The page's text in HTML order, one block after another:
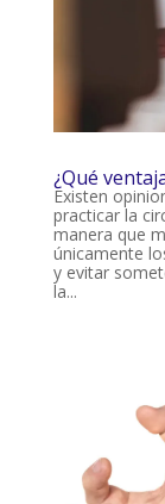
¿Qué
Existen
practicar la
manera que
únicamente
y evitar
la...